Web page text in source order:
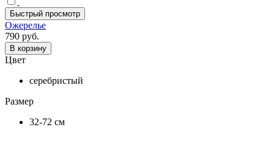
Быстрый просмотр
Ожерелье
790 руб.
В корзину
Цвет
серебристый
Размер
32-72 см